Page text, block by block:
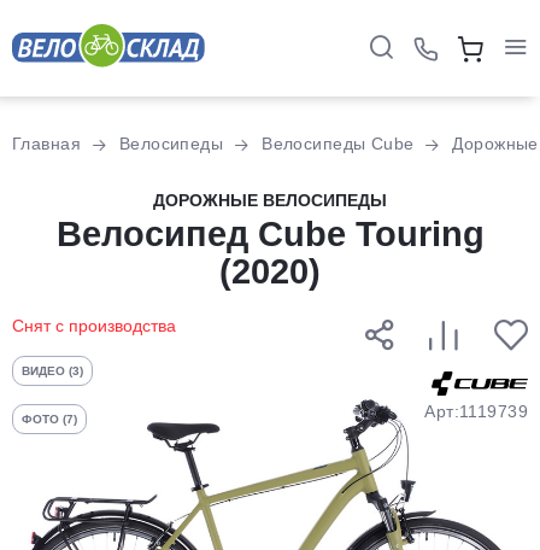
Главная Велосипеды Велосипеды Cube Дорожные
ДОРОЖНЫЕ ВЕЛОСИПЕДЫ
Велосипед Cube Touring
(2020)
Снят с производства
ВИДЕО (3)
ФОТО (7) Арт:1119739
Разбейте
оплатуна части
без переплат
График платежей